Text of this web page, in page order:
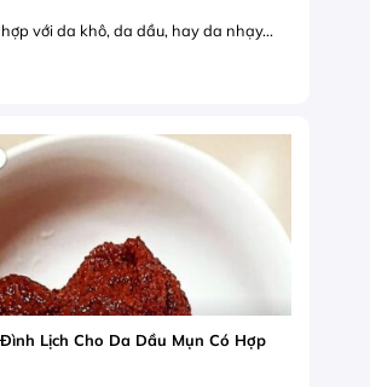
với da khô, da dầu, hay da nhạy...
Lịch Cho Da Dầu Mụn Có Hợp